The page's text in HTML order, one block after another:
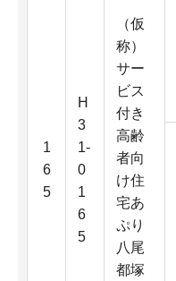
1
6
5
H
3
1-
0
1
6
5
（仮
称）
サー
ビス
付き
高齢
者向
け住
宅あ
ぷり
八尾
都塚